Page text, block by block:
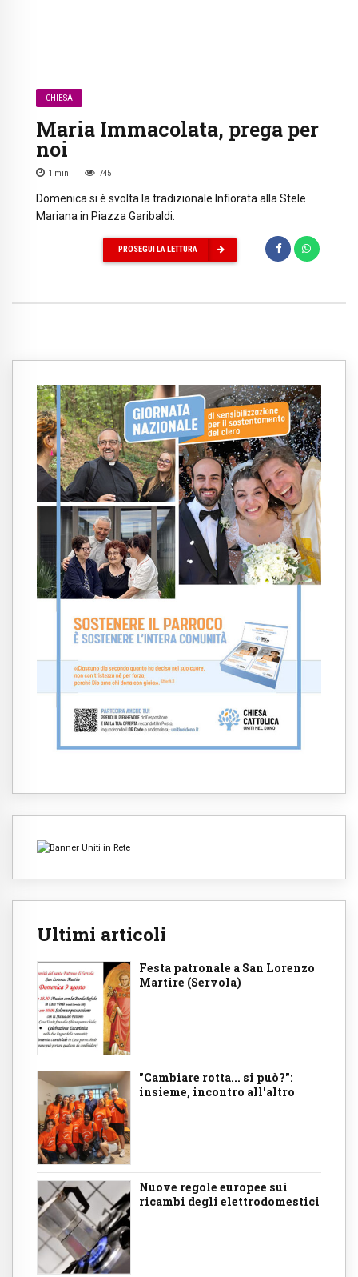
CHIESA
Maria Immacolata, prega per
noi
1 min 745
Domenica si è svolta la tradizionale Infiorata alla Stele
Mariana in Piazza Garibaldi.
PROSEGUI LA LETTURA
Ultimi articoli
Festa patronale a San Lorenzo
Martire (Servola)
"Cambiare rotta... si può?":
insieme, incontro all'altro
Nuove regole europee sui
ricambi degli elettrodomestici